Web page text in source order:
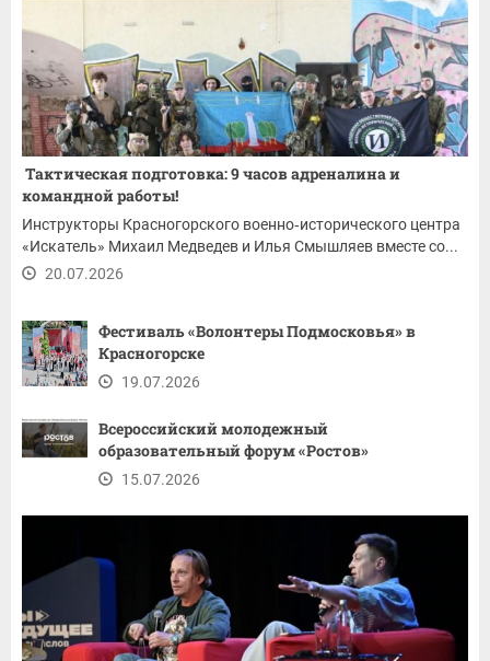
Тактическая подготовка: 9 часов адреналина и
командной работы!
Инструкторы Красногорского военно‑исторического центра
«Искатель» Михаил Медведев и Илья Смышляев вместе со...
20.07.2026
Фестиваль «Волонтеры Подмосковья» в
Красногорске
19.07.2026
Всероссийский молодежный
образовательный форум «Ростов»
15.07.2026